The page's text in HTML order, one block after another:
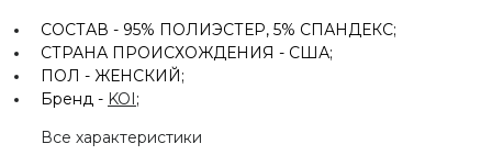
СОСТАВ - 95% ПОЛИЭСТЕР, 5% СПАНДЕКС;
СТРАНА ПРОИСХОЖДЕНИЯ - США;
ПОЛ - ЖЕНСКИЙ;
Бренд - KOI;
Все характеристики